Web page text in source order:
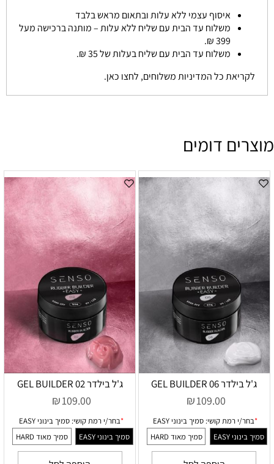
איסוף עצמי ללא עלות ובתאום מראש בלבד
משלוח עד הבית עם שליח ללא עלות – מותנה ברכישה מעל
399 ₪.
משלוח עד הבית עם שליח בעלות של 35 ₪.
לקריאת כל המדיניות משלוחים, לחצו כאן.
מוצרים דומים
ג'ל בילדר 06 GEL BUILDER
₪109.00
ג'ל בילדר 02 GEL BUILDER
₪109.00